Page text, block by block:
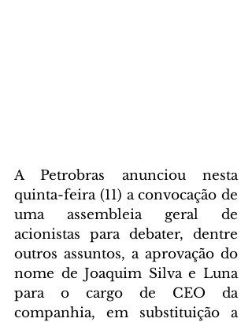
A Petrobras anunciou nesta
quinta-feira (11) a convocação de
uma assembleia geral de
acionistas para debater, dentre
outros assuntos, a aprovação do
nome de Joaquim Silva e Luna
para o cargo de CEO da
companhia, em substituição a